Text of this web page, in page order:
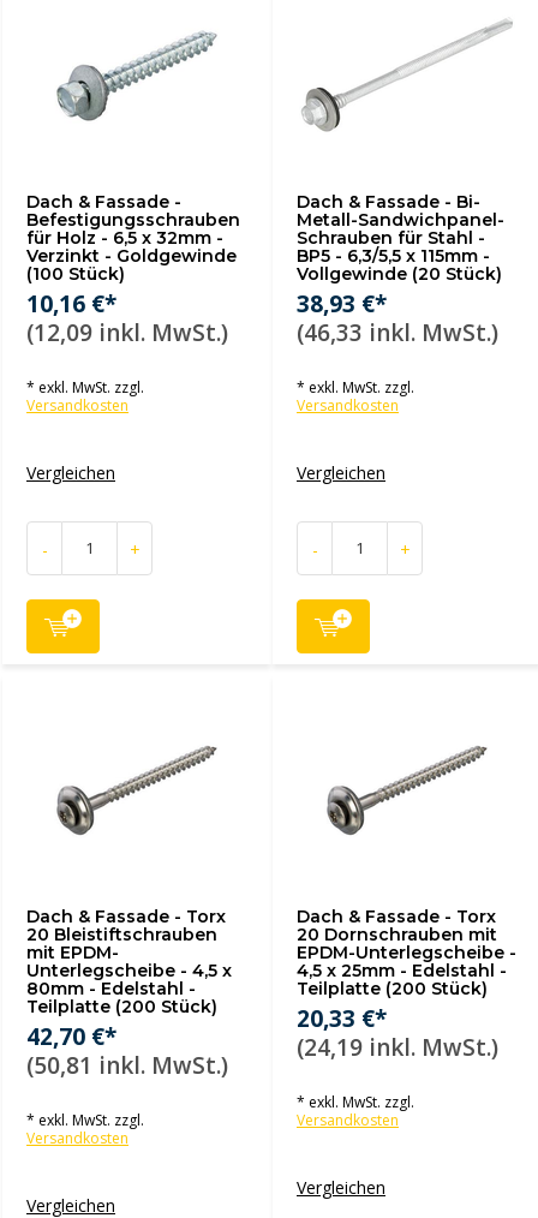
Dach & Fassade -
Befestigungsschrauben
für Holz - 6,5 x 32mm -
Verzinkt - Goldgewinde
(100 Stück)
10,16 €*
(12,09 inkl. MwSt.)
* exkl. MwSt. zzgl.
Versandkosten
Vergleichen
- +
Dach & Fassade - Bi-
Metall-Sandwichpanel-
Schrauben für Stahl -
BP5 - 6,3/5,5 x 115mm -
Vollgewinde (20 Stück)
38,93 €*
(46,33 inkl. MwSt.)
* exkl. MwSt. zzgl.
Versandkosten
Vergleichen
- +
Dach & Fassade - Torx
20 Bleistiftschrauben
mit EPDM-
Unterlegscheibe - 4,5 x
80mm - Edelstahl -
Teilplatte (200 Stück)
42,70 €*
(50,81 inkl. MwSt.)
* exkl. MwSt. zzgl.
Versandkosten
Vergleichen
Dach & Fassade - Torx
20 Dornschrauben mit
EPDM-Unterlegscheibe -
4,5 x 25mm - Edelstahl -
Teilplatte (200 Stück)
20,33 €*
(24,19 inkl. MwSt.)
* exkl. MwSt. zzgl.
Versandkosten
Vergleichen